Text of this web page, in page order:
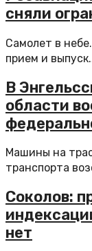
сняли
Самолет в
прием и
В
области
Машины на
транспорта
Соколов:
нет